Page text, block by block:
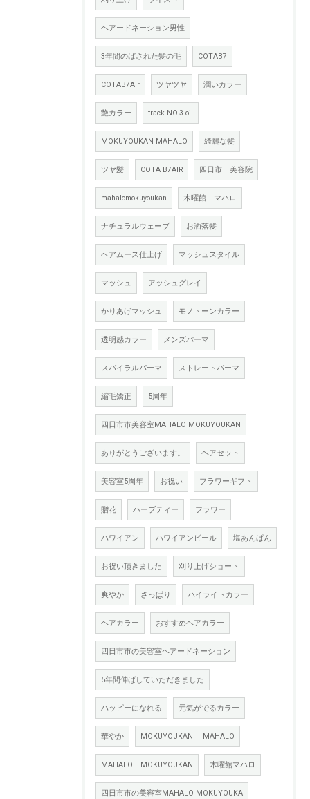
ヘアードネーション男性
3年間のばされた髪の毛 COTAB7
COTAB7Air ツヤツヤ 潤いカラー
艶カラー track NO.3 oil
MOKUYOUKAN MAHALO 綺麗な髪
ツヤ髪 COTA B7AIR 四日市 美容院
mahalomokuyoukan 木曜館 マハロ
ナチュラルウェーブ お洒落髪
ヘアムース仕上げ マッシュスタイル
マッシュ アッシュグレイ
かりあげマッシュ モノトーンカラー
透明感カラー メンズパーマ
スパイラルパーマ ストレートパーマ
縮毛矯正 5周年
四日市市美容室MAHALO MOKUYOUKAN
ありがとうございます。 ヘアセット
美容室5周年 お祝い フラワーギフト
贈花 ハーブティー フラワー
ハワイアン ハワイアンビール 塩あんぱん
お祝い頂きました 刈り上げショート
爽やか さっぱり ハイライトカラー
ヘアカラー おすすめヘアカラー
四日市市の美容室ヘアードネーション
5年間伸ばしていただきました
ハッピーになれる 元気がでるカラー
華やか MOKUYOUKAN MAHALO
MAHALO MOKUYOUKAN 木曜館マハロ
四日市市の美容室MAHALO MOKUYOUKA